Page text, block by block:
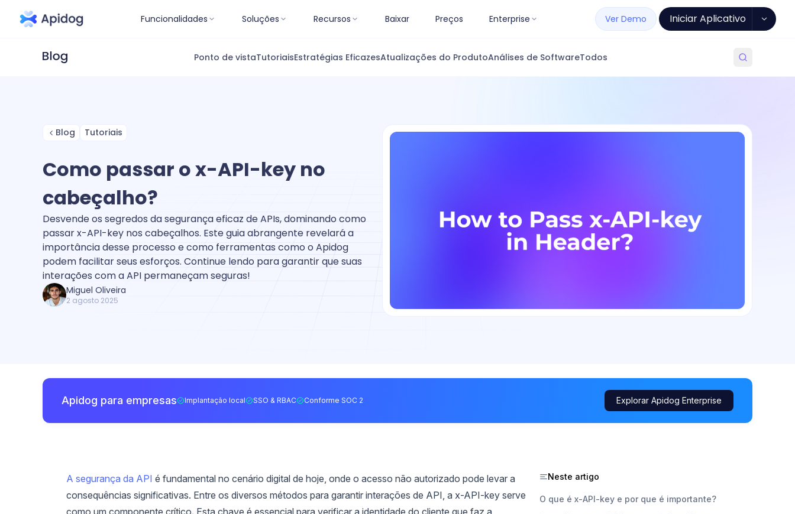
Funcionalidades Soluções Recursos Baixar Preços Enterprise Ver Demo Iniciar Aplicativo
Ponto de vistaTutoriaisEstratégias EficazesAtualizações do ProdutoAnálises de SoftwareTodos
Blog Tutoriais
Como passar o x-API-key no
cabeçalho?
Desvende os segredos da segurança eficaz de APIs, dominando como
passar x-API-key nos cabeçalhos. Este guia abrangente revelará a
importância desse processo e como ferramentas como o Apidog
podem facilitar seus esforços. Continue lendo para garantir que suas
interações com a API permaneçam seguras!
Miguel Oliveira
2 agosto 2025
Apidog para empresas Implantação local SSO & RBAC Conforme SOC 2 Explorar Apidog Enterprise
A segurança da API é fundamental no cenário digital de hoje, onde o acesso não autorizado pode levar a
consequências significativas. Entre os diversos métodos para garantir interações de API, a x-API-key serve
como um componente crítico. Esta chave é essencial para verificar a identidade do cliente que faz a
Neste artigo
O que é x-API-key e por que é importante?